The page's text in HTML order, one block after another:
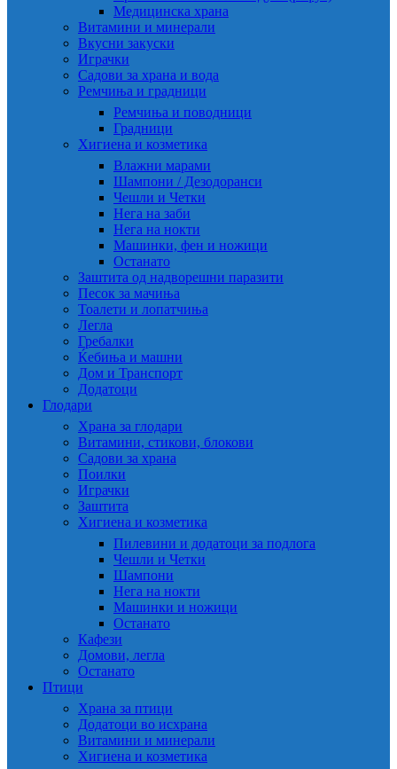
Медицинска храна
Витамини и минерали
Вкусни закуски
Играчки
Садови за храна и вода
Ремчиња и градници
Ремчиња и поводници
Градници
Хигиена и козметика
Влажни марами
Шампони / Дезодоранси
Чешли и Четки
Нега на заби
Нега на нокти
Машинки, фен и ножици
Останато
Заштита од надворешни паразити
Песок за мачиња
Тоалети и лопатчиња
Легла
Гребалки
Ќебиња и машни
Дом и Транспорт
Додатоци
Глодари
Храна за глодари
Витамини, стикови, блокови
Садови за храна
Поилки
Играчки
Заштита
Хигиена и козметика
Пилевини и додатоци за подлога
Чешли и Четки
Шампони
Нега на нокти
Машинки и ножици
Останато
Кафези
Домови, легла
Останато
Птици
Храна за птици
Додатоци во исхрана
Витамини и минерали
Хигиена и козметика